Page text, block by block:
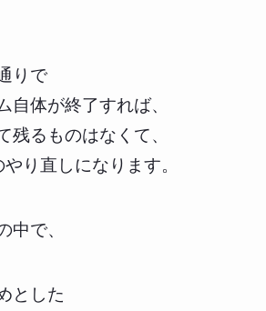
りで
自体が終了すれば、
残るものはなくて、
り直しになります。
中で、
とした